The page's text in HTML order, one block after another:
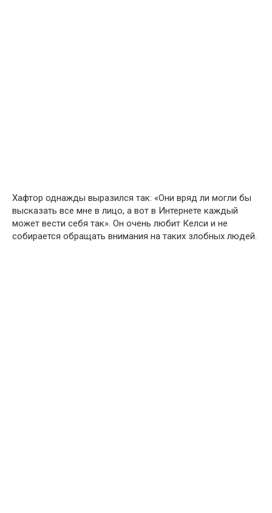
Хафтор однажды выразился так: «Они вряд ли могли бы
высказать все мне в лицо, а вот в Интернете каждый
может вести себя так». Он очень любит Келси и не
собирается обращать внимания на таких злобных людей.